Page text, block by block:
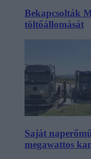
Bekapcsolták
töltőállomását
Saját
megawattos